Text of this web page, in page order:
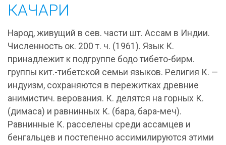
КАЧАРИ
Народ, живущий в сев. части шт. Ассам в Индии.
Численность ок. 200 т. ч. (1961). Язык К.
принадлежит к подгруппе бодо тибето-бирм.
группы кит.-тибетской семьи языков. Религия К. —
индуизм, сохраняются в пережитках древние
анимистич. верования. К. делятся на горных К.
(димаса) и равнинных К. (бара, бара-меч).
Равнинные К. расселены среди ассамцев и
бенгальцев и постепенно ассимилируются этими